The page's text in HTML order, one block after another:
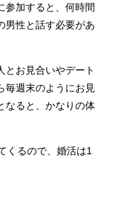
参加すると、何時間
男性と話す必要があ
とお見合いやデート
毎週末のようにお見
なると、かなりの体
くるので、婚活は1